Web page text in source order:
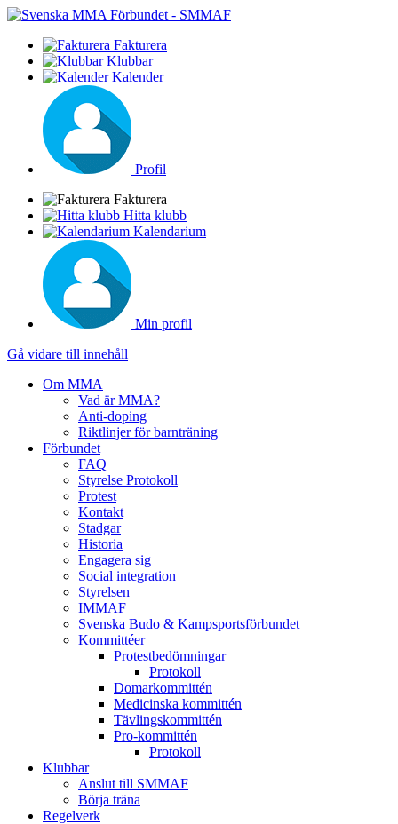
Fakturera
Klubbar
Kalender
Profil
Fakturera
Hitta klubb
Kalendarium
Min profil
Gå vidare till innehåll
Om MMA
Vad är MMA?
Anti-doping
Riktlinjer för barnträning
Förbundet
FAQ
Styrelse Protokoll
Protest
Kontakt
Stadgar
Historia
Engagera sig
Social integration
Styrelsen
IMMAF
Svenska Budo & Kampsportsförbundet
Kommittéer
Protestbedömningar
Protokoll
Domarkommittén
Medicinska kommittén
Tävlingskommittén
Pro-kommittén
Protokoll
Klubbar
Anslut till SMMAF
Börja träna
Regelverk